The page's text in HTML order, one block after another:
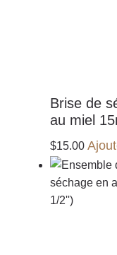
Brise de
au miel
$15.00